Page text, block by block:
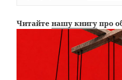
Читайтенашу книгу про